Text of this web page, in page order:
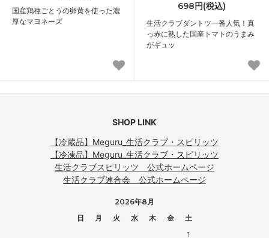
国産鶏種ごとうの卵黄を使った濃
厚なマヨネーズ
698円(税込)
生活クラブダントツ一番人気！真
っ赤に熟した国産トマトのうまみ
がギュッ
SHOP LINK
【冷蔵品】Meguru_生活クラブ・スピリッツ
【冷凍品】Meguru_生活クラブ・スピリッツ
生活クラブスピリッツ 公式ホームページ
生活クラブ連合会 公式ホームページ
2026年8月
日
月 火 水 木 金
土
1